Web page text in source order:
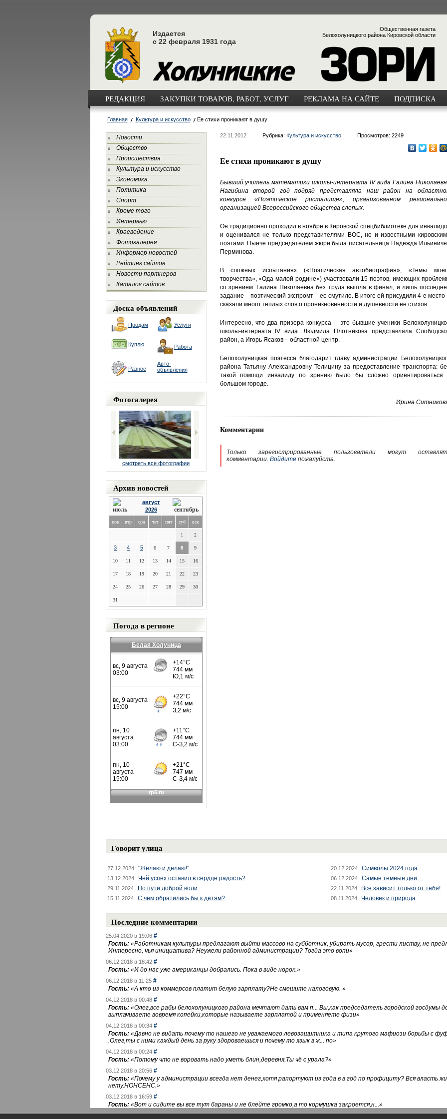
Издается
с 22 февраля 1931 года
Общественная газета
Белохолуницкого района Кировской области
РЕДАКЦИЯ ЗАКУПКИ ТОВАРОВ, РАБОТ, УСЛУГ РЕКЛАМА НА САЙТЕ ПОДПИСКА
Главная Культура и искусство Ее стихи проникают в душу
Новости
Общество
Происшествия
Культура и искусство
Экономика
Политика
Спорт
Кроме того
Интервью
Краеведение
Фотогалерея
Информер новостей
Рейтинг сайтов
Новости партнеров
Каталог сайтов
Доска объявлений
Продам Услуги
Куплю Работа
Разное
Авто-
объявления
Фотогалерея
смотреть все фотографии
Архив новостей
август
2026
пон втр срд чет пят суб вск
1 2
3 4 5 6 7 8 9
10 11 12 13 14 15 16
17 18 19 20 21 22 23
24 25 26 27 28 29 30
31
Погода в регионе
Белая Холуница
22.11.2012 Рубрика: Культура и искусство Просмотров: 2249
Ее стихи проникают в душу
Бывший учитель математики школы-интерната IV вида Галина
Нагибина второй год подряд представляла наш район на
конкурсе «Поэтическое ристалище», организованном
организацией Всероссийского общества слепых.
Он традиционно проходил в ноябре в Кировской спецбиблиотеке для
и оценивался не только представителями ВОС, но и известными
поэтами. Нынче председателем жюри была писательница Надежда
Перминова.
В сложных испытаниях («Поэтическая автобиография», «Темы
творчества», «Ода малой родине») участвовали 15 поэтов, имеющих
со зрением. Галина Николаевна без труда вышла в финал, и лишь
задание – поэтический экспромт – ее смутило. В итоге ей присудили 4-е место
сказали много теплых слов о проникновенности и душевности ее стихов.
Интересно, что два призера конкурса – это бывшие ученики
школы-интерната IV вида. Людмила Плотникова представляла
район, а Игорь Ясаков – областной центр.
Белохолуницкая поэтесса благодарит главу администрации
района Татьяну Александровну Телицину за предоставление транспорта:
такой помощи инвалиду по зрению было бы сложно ориентироваться
большом городе.
Ирина
Комментарии
Только зарегистрированные пользователи могут
комментарии. Войдитепожалуйста.
Говорит улица
27.12.2024 "Желаю и делаю!" 20.12.2024 Символы 2024 года
13.12.2024 Чей успех оставил в сердце радость? 06.12.2024 Самые темные дни…
29.11.2024 По пути доброй воли 22.11.2024 Все зависит только от тебя!
15.11.2024 С чем обратились бы к детям? 08.11.2024 Человек и природа
Последние комментарии
25.04.2020 в 19:06 #
Гость: «Работникам культуры предлагают выйти массово на субботник, убирать мусор, грести листву, не
Интересно, чья инициатива? Неужели районной администрации? Тогда это вопи»
06.12.2018 в 18:42 #
Гость: «И до нас уже американцы добрались. Пока в виде норок.»
06.12.2018 в 11:25 #
Гость: «А кто из коммерсов платит белую зарплату?Не смешите налоговую. »
04.12.2018 в 00:48 #
Гость: «Олег,все рабы белохолуницкого района мечтают дать вам п... Вы,как председатель городской госдумы
выплачиваете вовремя копейки,которые называете зарплатой и применяете физи»
04.12.2018 в 00:34 #
Гость: «Давно не видать почему то нашего не уважаемого левозащитника и типа крутого мафиози борьбы с
.Олег,ты с ними каждый день за руку здороваешься и почему то язык в ж... по»
04.12.2018 в 00:24 #
Гость: «Потому что не воровать надо уметь блин,деревня.Ты чё с урала?»
03.12.2018 в 20:56 #
Гость: «Почему у администрации всегда нет денег,хотя рапортуют из года в в год по профициту? Вся власть
нету.НОНСЕНС.»
03.12.2018 в 16:59 #
Гость: «Вот и сидите вы все тут бараны и не блейте громко,а то кормушка закроется,н...»